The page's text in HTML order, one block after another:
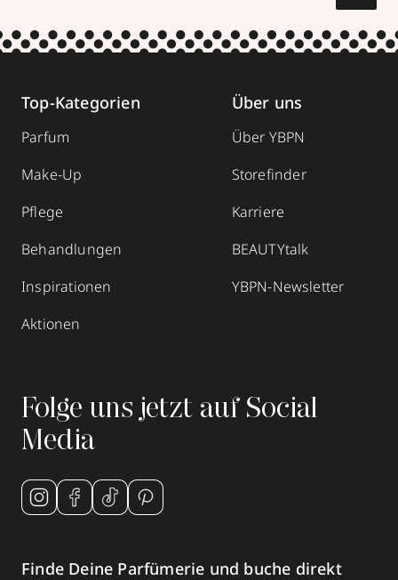
Top-Kategorien
Parfum
Make-Up
Pflege
Behandlungen
Inspirationen
Aktionen
Über uns
Über YBPN
Storefinder
Karriere
BEAUTYtalk
YBPN-Newsletter
Folge uns jetzt auf Social
Media
Finde Deine Parfümerie und buche direkt